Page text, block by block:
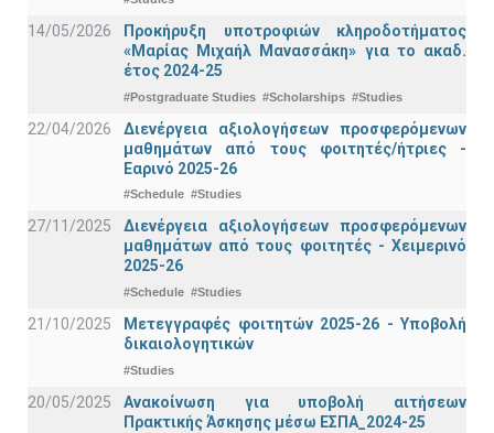
14/05/2026
Προκήρυξη υποτροφιών κληροδοτήματος
«Μαρίας Μιχαήλ Μανασσάκη» για το ακαδ.
έτος 2024-25
#Postgraduate Studies #Scholarships #Studies
22/04/2026
Διενέργεια αξιολογήσεων προσφερόμενων
μαθημάτων από τους φοιτητές/ήτριες -
Εαρινό 2025-26
#Schedule #Studies
27/11/2025
Διενέργεια αξιολογήσεων προσφερόμενων
μαθημάτων από τους φοιτητές - Χειμερινό
2025-26
#Schedule #Studies
21/10/2025
Μετεγγραφές φοιτητών 2025-26 - Υποβολή
δικαιολογητικών
#Studies
20/05/2025
Ανακοίνωση για υποβολή αιτήσεων
Πρακτικής Άσκησης μέσω ΕΣΠΑ_2024-25